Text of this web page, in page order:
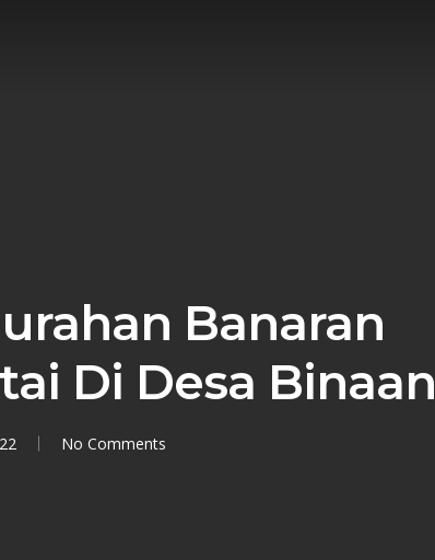
Banaran
Di Desa Binaan
No Comments